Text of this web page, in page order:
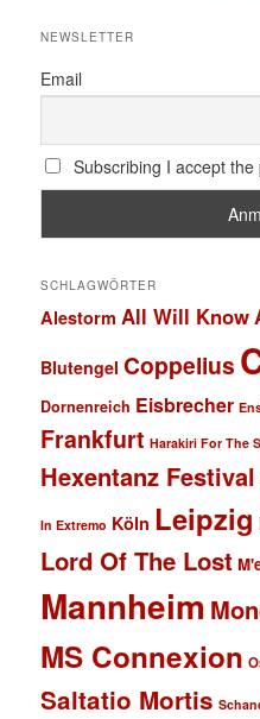
NEWSLETTER
Email
Subscribing I accept
SCHLAGWÖRTER
Alestorm All Will Know
Blutengel Coppelius
Dornenreich Eisbrecher
Frankfurt Harakiri For The
Hexentanz Festival
In Extremo Köln Leipzig
Lord Of The Lost
Mannheim
MS Connexion
Saltatio Mortis